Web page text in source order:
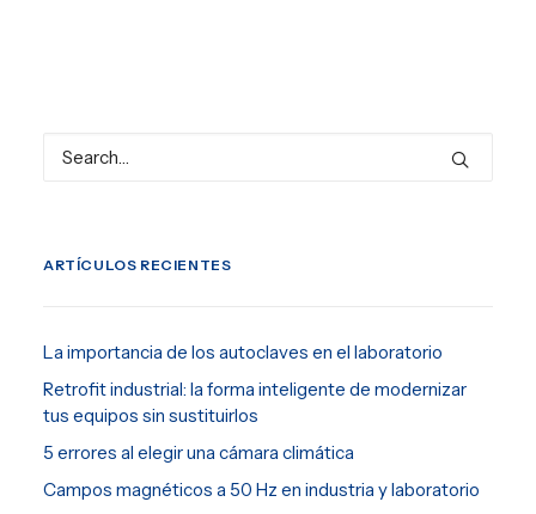
ARTÍCULOS RECIENTES
La importancia de los autoclaves en el laboratorio
Retrofit industrial: la forma inteligente de modernizar
tus equipos sin sustituirlos
5 errores al elegir una cámara climática
Campos magnéticos a 50 Hz en industria y laboratorio